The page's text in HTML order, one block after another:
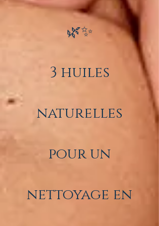
🌿✨
3 huiles
naturelles
pour un
nettoyage en